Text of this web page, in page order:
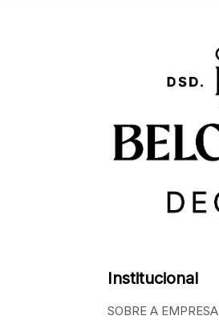
Institucional
SOBRE A EMPRESA